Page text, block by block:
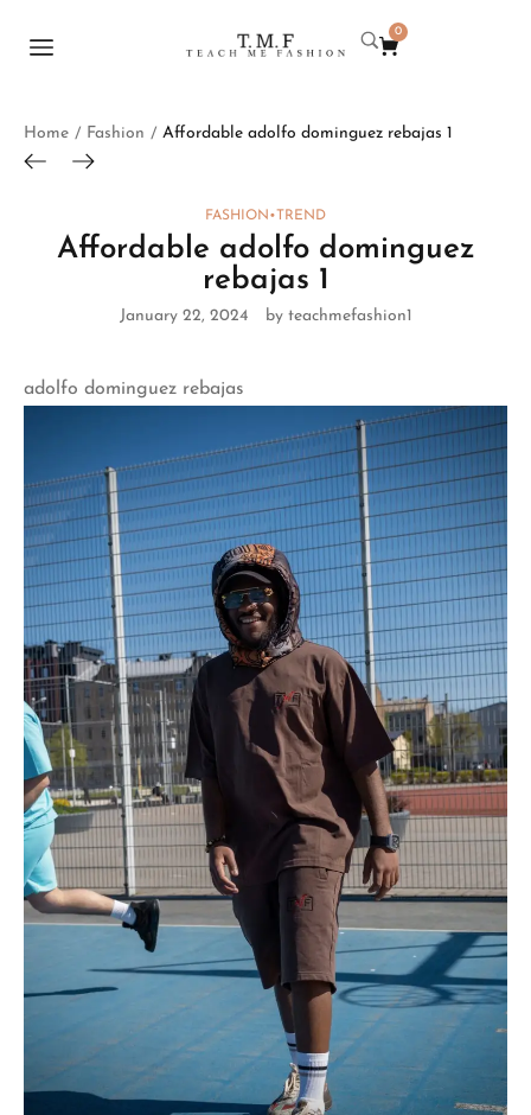
0
Home / Fashion / Affordable adolfo dominguez rebajas 1
FASHION •TREND
Affordable adolfo dominguez
rebajas 1
January 22, 2024 by teachmefashion1
adolfo dominguez rebajas